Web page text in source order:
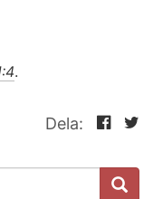
.
Dela: